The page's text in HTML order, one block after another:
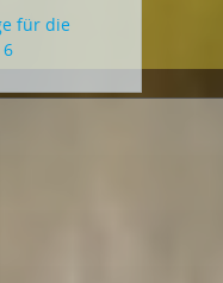
für die